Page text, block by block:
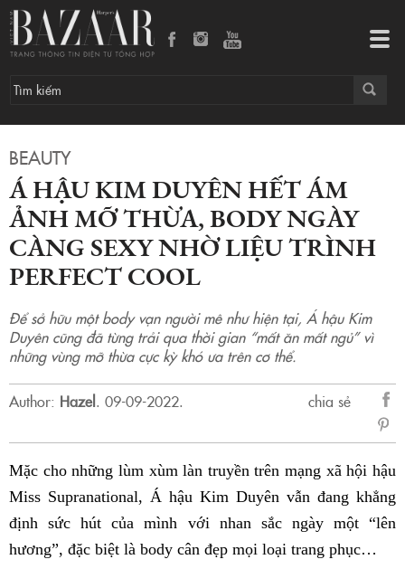
BEAUTY
Á HẬU KIM DUYÊN HẾT ÁM
ẢNH MỠ THỪA, BODY NGÀY
CÀNG SEXY NHỜ LIỆU TRÌNH
PERFECT COOL
Để sở hữu một body vạn người mê như hiện tại, Á hậu Kim
Duyên cũng đã từng trải qua thời gian “mất ăn mất ngủ” vì
những vùng mỡ thừa cực kỳ khó ưa trên cơ thể.
Author: Hazel. 09-09-2022.
chia sẻ
sẻ
Mặc cho những lùm xùm làn truyền trên mạng xã hội hậu
Miss Supranational, Á hậu Kim Duyên vẫn đang khẳng
định sức hút của mình với nhan sắc ngày một “lên
hương”, đặc biệt là body cân đẹp mọi loại trang phục…